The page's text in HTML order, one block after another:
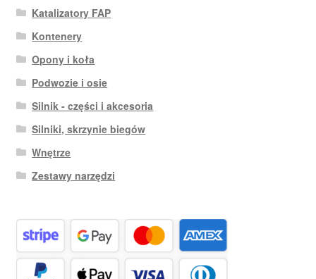
Katalizatory FAP
Kontenery
Opony i koła
Podwozie i osie
Silnik - części i akcesoria
Silniki, skrzynie biegów
Wnętrze
Zestawy narzędzi